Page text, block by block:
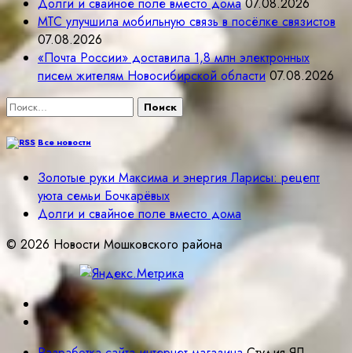
Долги и свайное поле вместо дома 07.08.2026
МТС улучшила мобильную связь в посёлке связистов
07.08.2026
«Почта России» доставила 1,8 млн электронных
писем жителям Новосибирской области 07.08.2026
Найти:
Все новости
Золотые руки Максима и энергия Ларисы: рецепт
уюта семьи Бочкарёвых
Долги и свайное поле вместо дома
© 2026 Новости Мошковского района